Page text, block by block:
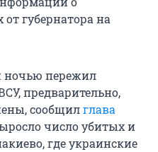
губернатора на
пережил
предварительно,
сообщилглава
число убитых и
где украинские